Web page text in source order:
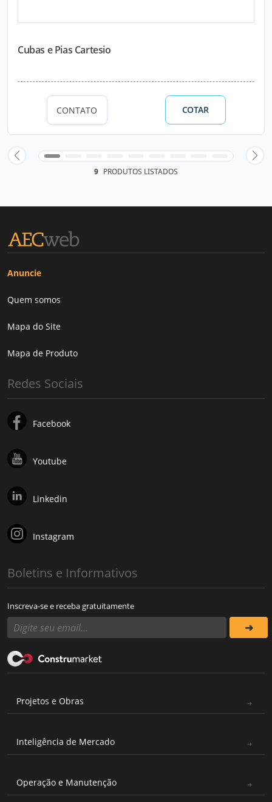
Cubas e Pias Cartesio
CONTATO COTAR
9 PRODUTOS LISTADOS
Anuncie
Quem somos
Mapa do Site
Mapa de Produto
Redes Sociais
Facebook
Youtube
Linkedin
Instagram
Boletins e Informativos
Inscreva-se e receba gratuitamente
Projetos e Obras
Inteligência de Mercado
Operação e Manutenção